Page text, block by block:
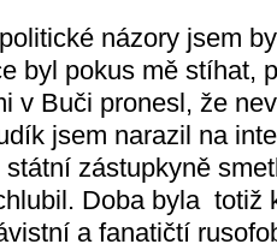
názory jsem
byl pokus mě stíhat,
v Buči pronesl, že
jsem narazil na
zástupkyně
Doba byla totiž
a fanatičtí